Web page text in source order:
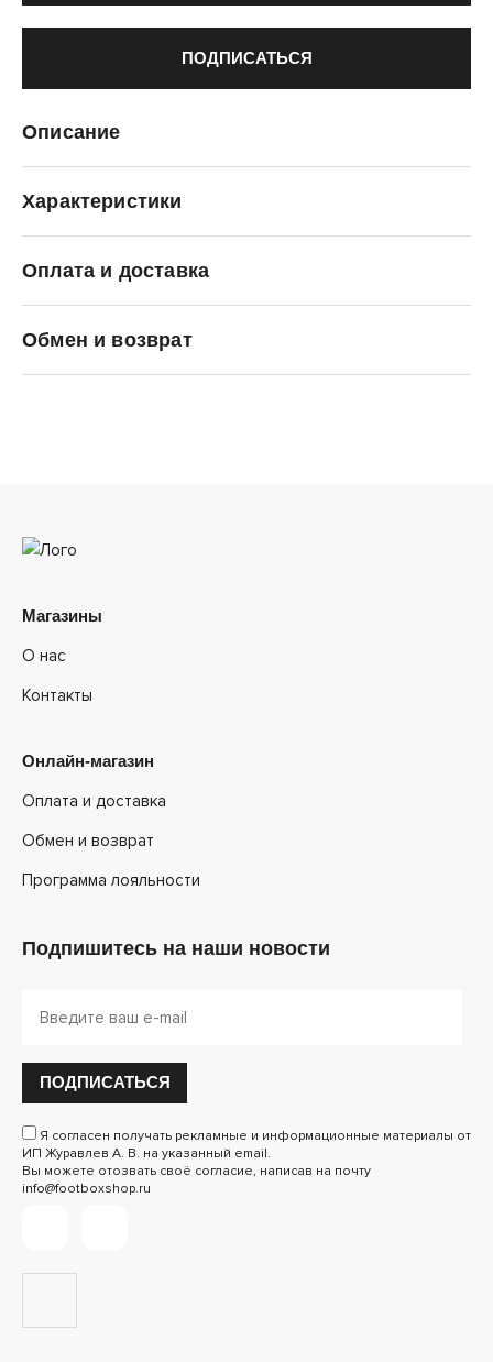
ПОДПИСАТЬСЯ
Описание
Характеристики
Оплата и доставка
Обмен и возврат
Магазины
О нас
Контакты
Онлайн-магазин
Оплата и доставка
Обмен и возврат
Программа лояльности
Подпишитесь на наши новости
ПОДПИСАТЬСЯ
Я согласен получать рекламные и информационные материалы от
ИП Журавлев А. В. на указанный email.
Вы можете отозвать своё согласие, написав на почту
info@footboxshop.ru